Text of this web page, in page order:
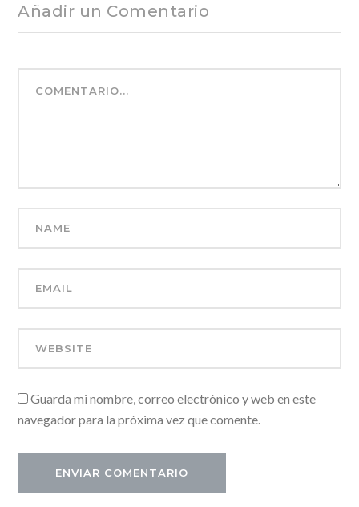
Añadir un Comentario
Guarda mi nombre, correo electrónico y web en este
navegador para la próxima vez que comente.